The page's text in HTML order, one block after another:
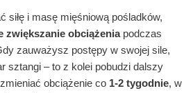
siłę i masę mięśniową pośladków,
zwiększanie obciążeniapodczas
zauważysz postępy w swojej sile,
sztangi – to z kolei pobudzi dalszy
obciążenie co 1-2 tygodnie, w